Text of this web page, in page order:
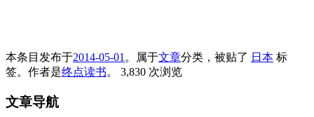
本条目发布于2014-05-01 。属于文章分类，被贴了 日本 标
签。 作者是终点读书。 3,830 次浏览
文章导航